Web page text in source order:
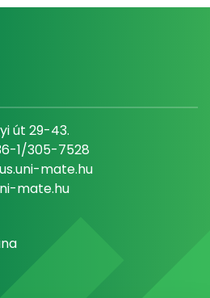
út 29-43.
1/305-7528
mate.hu
mate.hu